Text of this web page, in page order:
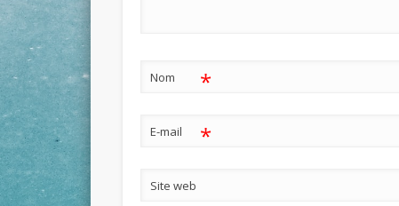
Nom *
E-mail *
Site web